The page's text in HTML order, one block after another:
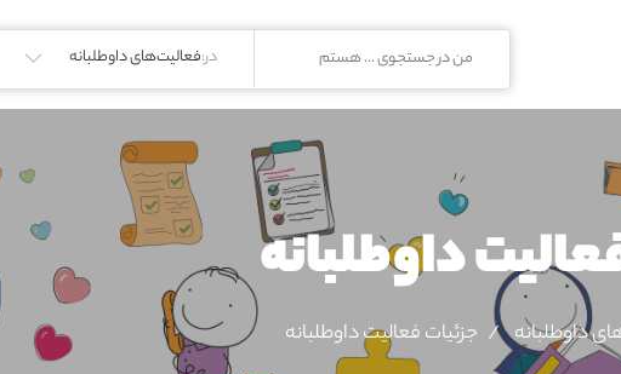
در:فعالیت‌های داوطلبانه
داوطلبانه
داوطلبانه جزئیات فعالیت‌ داوطلبانه